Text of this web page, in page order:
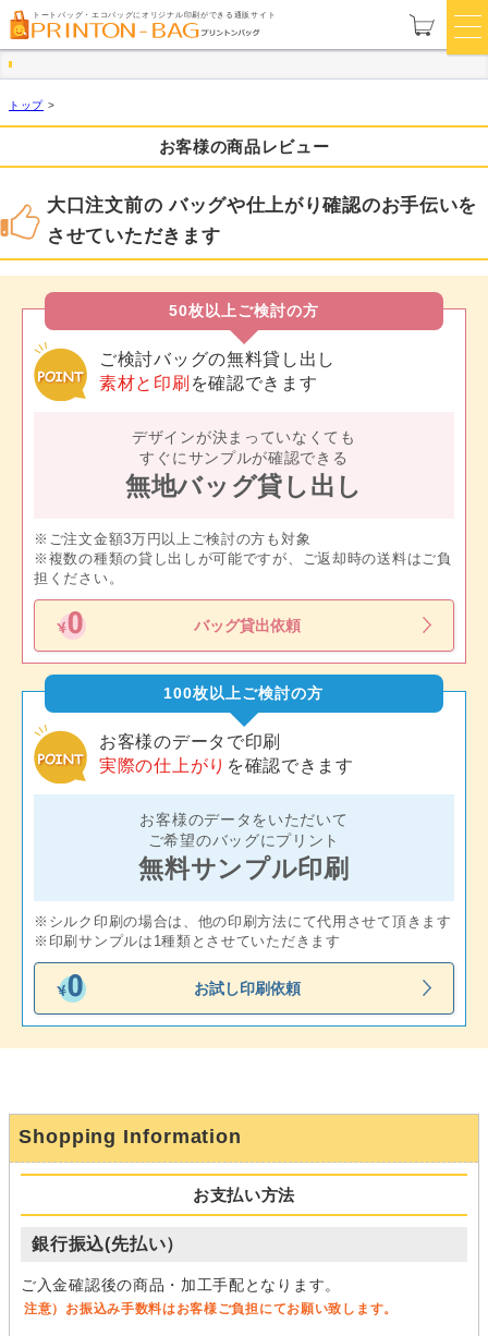
トートバッグ・エコバッグにオリジナル印刷ができる通販サイト
トップ >
お客様の商品レビュー
大口注文前の バッグや仕上がり確認のお手伝いを
させていただきます
50枚以上ご検討の方
ご検討バッグの無料貸し出し
素材と印刷 を確認できます
デザインが決まっていなくても
すぐにサンプルが確認できる
無地バッグ貸し出し
※ご注文金額3万円以上ご検討の方も対象
※複数の種類の貸し出しが可能ですが、ご返却時の送料はご負
担ください。
バッグ貸出依頼
100枚以上ご検討の方
お客様のデータで印刷
実際の仕上がり を確認できます
お客様のデータをいただいて
ご希望のバッグにプリント
無料サンプル印刷
※シルク印刷の場合は、他の印刷方法にて代用させて頂きます
※印刷サンプルは1種類とさせていただきます
お試し印刷依頼
Shopping Information
お支払い方法
銀行振込(先払い）
ご入金確認後の商品・加工手配となります。
注意）お振込み手数料はお客様ご負担にてお願い致します。